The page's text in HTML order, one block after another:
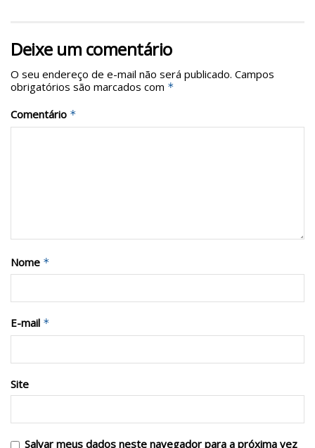
Deixe um comentário
O seu endereço de e-mail não será publicado. Campos
obrigatórios são marcados com *
Comentário *
Nome *
E-mail *
Site
Salvar meus dados neste navegador para a próxima vez